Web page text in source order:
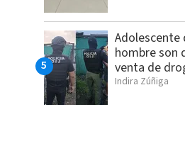
Adolescente
hombre son
venta de
Indira Zúñiga